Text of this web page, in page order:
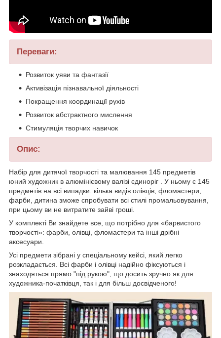
Переваги:
Розвиток уяви та фантазії
Активізація пізнавальної діяльності
Покращення координації рухів
Розвиток абстрактного мислення
Стимуляція творчих навичок
Опис:
Набір для дитячої творчості та малювання 145 предметів
юний художник в алюмінієвому валізі єдиноріг . У ньому є 145
предметів на всі випадки: кілька видів олівців, фломастери,
фарби, дитина зможе спробувати всі стилі промальовування,
при цьому ви не витратите зайві гроші.
У комплекті Ви знайдете все, що потрібно для «барвистого
творчості»: фарби, олівці, фломастери та інші дрібні
аксесуари.
Усі предмети зібрані у спеціальному кейсі, який легко
розкладається. Всі фарби і олівці надійно фіксуються і
знаходяться прямо "під рукою", що досить зручно як для
художника-початківця, так і для більш досвідченого!